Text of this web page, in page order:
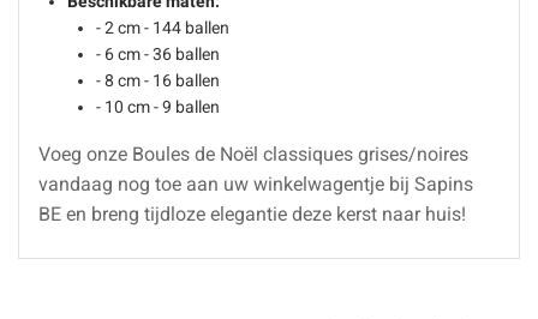
- 2 cm - 144 ballen
- 6 cm - 36 ballen
- 8 cm - 16 ballen
- 10 cm - 9 ballen
Voeg onze Boules de Noël classiques grises/noires
vandaag nog toe aan uw winkelwagentje bij Sapins
BE en breng tijdloze elegantie deze kerst naar huis!